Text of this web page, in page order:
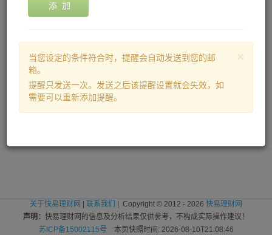
添 加
×
当您设定的条件符合时，提醒会自动发送到您的邮
箱。
提醒只发送一次。发送之后该提醒设置就会失效，如
需要可以重新添加提醒。
关于快易理财网 联系我们 | Copyright © 2012 - 2026 快易理财网
声明： 快易理财网的信息及分析结果仅供参考，不构成实际操作建议！
苏ICP备15002115号 本页快照时间: 2026-08-10T21:08:46